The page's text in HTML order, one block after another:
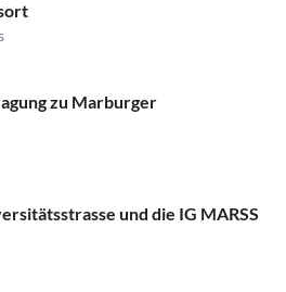
zu Marburger
und die IG MARSS